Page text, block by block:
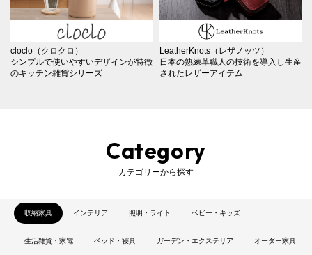
cloclo（クロクロ）
シンプルで使いやすいデザインが特徴
のキッチン雑貨シリーズ
LeatherKnots（レザノッツ）
日本の熟練革職人の技術を導入し生産
されたレザーアイテム
Category
カテゴリーから探す
収納家具 インテリア 照明・ライト ベビー・キッズ
生活雑貨・家電 ベッド・寝具 ガーデン・エクステリア オーダー家具